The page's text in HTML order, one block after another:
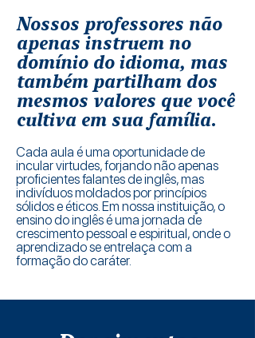
Nossos professores não
apenas instruem no
domínio do idioma, mas
também partilham dos
mesmos valores que você
cultiva em sua família.
Cada aula é uma oportunidade de
incular virtudes, forjando não apenas
proficientes falantes de inglês, mas
indivíduos moldados por princípios
sólidos e éticos. Em nossa instituição, o
ensino do inglês é uma jornada de
crescimento pessoal e espiritual, onde o
aprendizado se entrelaça com a
formação do caráter.